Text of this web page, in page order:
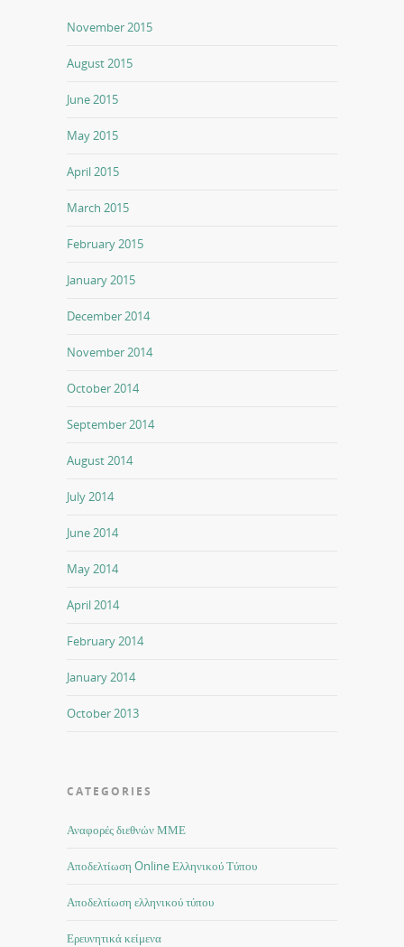
November 2015
August 2015
June 2015
May 2015
April 2015
March 2015
February 2015
January 2015
December 2014
November 2014
October 2014
September 2014
August 2014
July 2014
June 2014
May 2014
April 2014
February 2014
January 2014
October 2013
CATEGORIES
Αναφορές διεθνών ΜΜΕ
Αποδελτίωση Online Ελληνικού Τύπου
Αποδελτίωση ελληνικού τύπου
Ερευνητικά κείμενα